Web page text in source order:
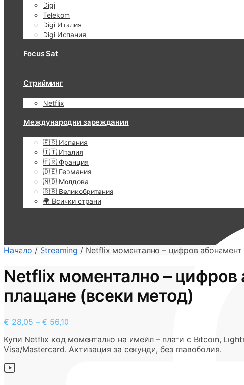
Digi
Telekom
Digi Италия
Digi Испания
Focus Sat
Стрийминг
Netflix
Международни зареждания
🇪🇸 Испания
🇮🇹 Италия
🇫🇷 Франция
🇩🇪 Германия
🇲🇩 Молдова
🇬🇧 Великобритания
🌍 Всички страни
Начало / Streaming / Netflix моментално – цифров
Netflix моментално – цифров
плащане (всеки метод)
€ 28,05 – € 56,10
Купи Netflix код моментално на имейл – плати с Bitcoin,
Visa/Mastercard. Активация за секунди, без главоболия.